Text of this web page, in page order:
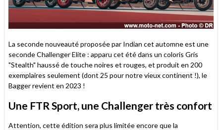
La seconde nouveauté proposée par Indian cet automne est une
seconde Challenger Elite : apparu cet été dans un coloris Gris
"Stealth" haussé de touche noires et rouges, et produit en 200
exemplaires seulement (dont 25 pour notre vieux continent !), le
Bagger revient en 2023 !
Une FTR Sport, une Challenger très confort
Attention, cette édition sera plus limitée encore que la